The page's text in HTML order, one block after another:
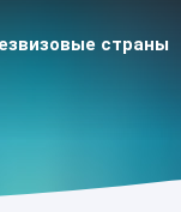
страны